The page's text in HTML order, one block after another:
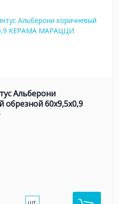
Альберони
60x9,5x0,9
шт.